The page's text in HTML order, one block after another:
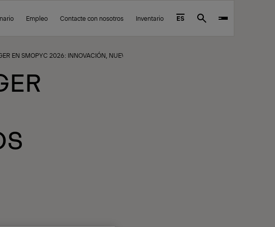
Empleo Contacte con nosotros Inventario ES Search
EN SMOPYC 2026: INNOVACIÓN, NUEVOS PROYECTOS Y UN MERCADO CON